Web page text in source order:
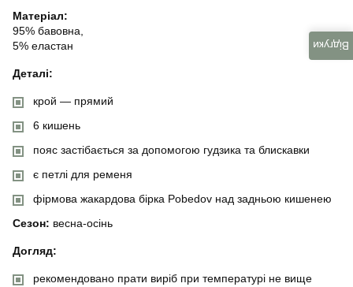
Матеріал:
95% бавовна,
5% еластан
Деталі:
крой — прямий
6 кишень
пояс застібається за допомогою гудзика та блискавки
є петлі для ременя
фірмова жакардова бірка Pobedov над задньою кишенею
Сезон: весна-осінь
Догляд:
рекомендовано прати виріб при температурі не вище
Відгуки